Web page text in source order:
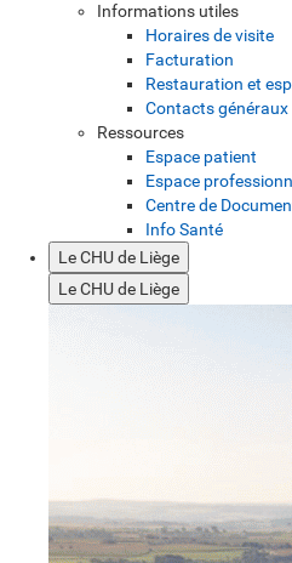
Informations utiles
Horaires de visite
Facturation
Restauration et
Contacts généraux
Ressources
Espace patient
Espace
Centre de
Info Santé
Le CHU de Liège
Le CHU de Liège